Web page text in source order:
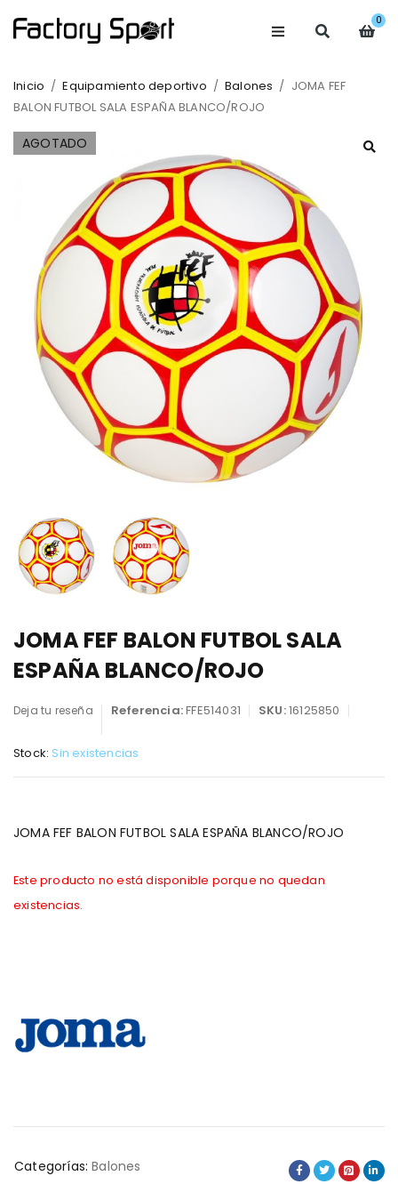
0
Inicio / Equipamiento deportivo / Balones / JOMA FEF
BALON FUTBOL SALA ESPAÑA BLANCO/ROJO
AGOTADO
JOMA FEF BALON FUTBOL SALA
ESPAÑA BLANCO/ROJO
Deja tu reseña Referencia:FFE514031 SKU:16125850
Stock: Sin existencias
JOMA FEF BALON FUTBOL SALA ESPAÑA BLANCO/ROJO
Este producto no está disponible porque no quedan
existencias.
Categorías: Balones